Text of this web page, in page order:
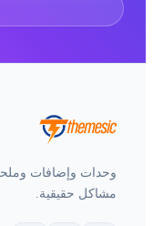
مشاكل حقيقية.